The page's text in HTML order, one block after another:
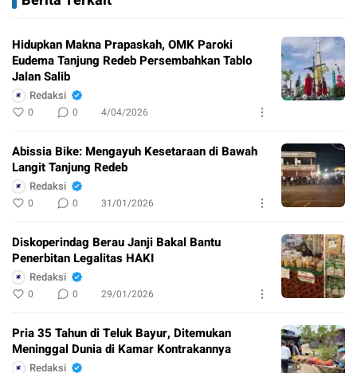
Hidupkan Makna Prapaskah, OMK Paroki
Eudema Tanjung Redeb Persembahkan Tablo
Jalan Salib
Redaksi
0 0 4/04/2026
Abissia Bike: Mengayuh Kesetaraan di Bawah
Langit Tanjung Redeb
Redaksi
0 0 31/01/2026
Diskoperindag Berau Janji Bakal Bantu
Penerbitan Legalitas HAKI
Redaksi
0 0 29/01/2026
Pria 35 Tahun di Teluk Bayur, Ditemukan
Meninggal Dunia di Kamar Kontrakannya
Redaksi